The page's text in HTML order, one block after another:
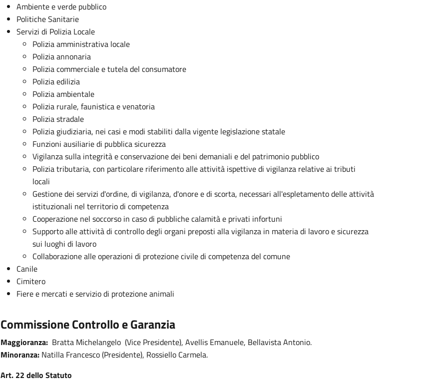
Ambiente e verde pubblico
Politiche Sanitarie
Servizi di Polizia Locale
Polizia amministrativa locale
Polizia annonaria
Polizia commerciale e tutela del consumatore
Polizia edilizia
Polizia ambientale
Polizia rurale, faunistica e venatoria
Polizia stradale
Polizia giudiziaria, nei casi e modi stabiliti dalla vigente legislazione statale
Funzioni ausiliarie di pubblica sicurezza
Vigilanza sulla integrità e conservazione dei beni demaniali e del patrimonio pubblico
Polizia tributaria, con particolare riferimento alle attività ispettive di vigilanza relative ai tributi
locali
Gestione dei servizi d'ordine, di vigilanza, d'onore e di scorta, necessari all'espletamento delle attività
istituzionali nel territorio di competenza
Cooperazione nel soccorso in caso di pubbliche calamità e privati infortuni
Supporto alle attività di controllo degli organi preposti alla vigilanza in materia di lavoro e sicurezza
sui luoghi di lavoro
Collaborazione alle operazioni di protezione civile di competenza del comune
Canile
Cimitero
Fiere e mercati e servizio di protezione animali
Commissione Controllo e Garanzia
Maggioranza: Bratta Michelangelo (Vice Presidente), Avellis Emanuele, Bellavista Antonio.
Minoranza: Natilla Francesco (Presidente), Rossiello Carmela.
Art. 22 dello Statuto